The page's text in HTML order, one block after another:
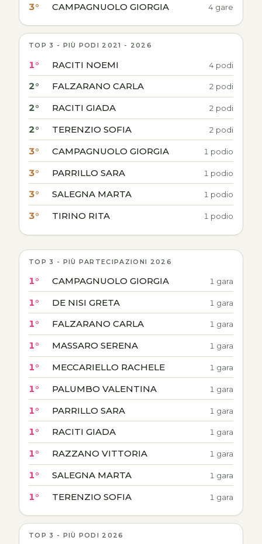
3° CAMPAGNUOLO GIORGIA 4 gare
TOP 3 - PIÙ PODI 2021 - 2026
1° RACITI NOEMI 4 podi
2° FALZARANO CARLA 2 podi
2° RACITI GIADA 2 podi
2° TERENZIO SOFIA 2 podi
3° CAMPAGNUOLO GIORGIA 1 podio
3° PARRILLO SARA 1 podio
3° SALEGNA MARTA 1 podio
3° TIRINO RITA 1 podio
TOP 3 - PIÙ PARTECIPAZIONI 2026
1° CAMPAGNUOLO GIORGIA 1 gara
1° DE NISI GRETA 1 gara
1° FALZARANO CARLA 1 gara
1° MASSARO SERENA 1 gara
1° MECCARIELLO RACHELE 1 gara
1° PALUMBO VALENTINA 1 gara
1° PARRILLO SARA 1 gara
1° RACITI GIADA 1 gara
1° RAZZANO VITTORIA 1 gara
1° SALEGNA MARTA 1 gara
1° TERENZIO SOFIA 1 gara
TOP 3 - PIÙ PODI 2026